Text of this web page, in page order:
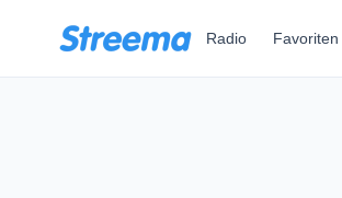
Radio Favoriten